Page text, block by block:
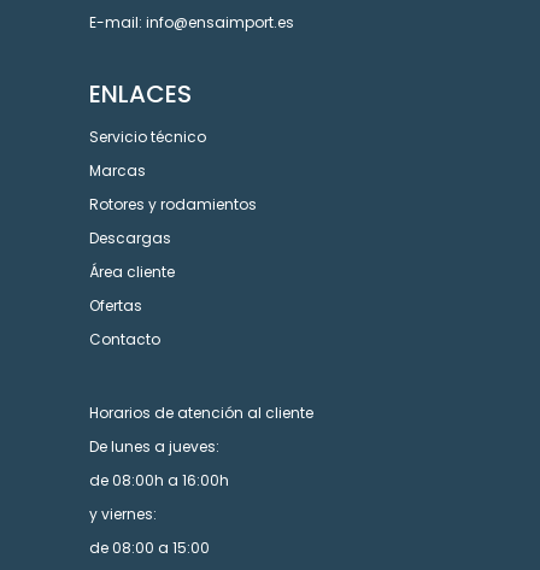
E-mail: info@ensaimport.es
ENLACES
Servicio técnico
Marcas
Rotores y rodamientos
Descargas
Área cliente
Ofertas
Contacto
Horarios de atención al cliente
De lunes a jueves:
de 08:00h a 16:00h
y viernes:
de 08:00 a 15:00